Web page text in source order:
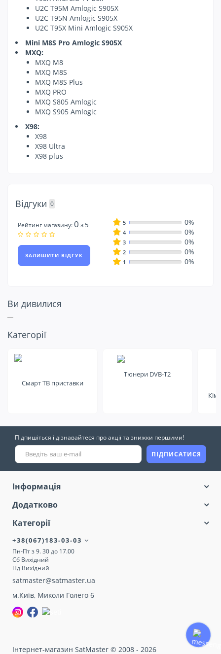
U2C T95M Amlogic S905X
U2C T95N Amlogic S905X
U2C T95X Mini Amlogic S905X
Mini M8S Pro Amlogic S905X
MXQ:
MXQ M8
MXQ M8S
MXQ M8S Plus
MXQ PRO
MXQ S805 Amlogic
MXQ S905 Amlogic
X98:
X98
X98 Ultra
X98 plus
Відгуки 0
Рейтинг магазину:0 з 5
ЗАЛИШИТИ ВІДГУК
5 0%
4 0%
3 0%
2 0%
1 0%
Ви дивилися
Подивіться ще
на це
Категорії
Смарт ТВ приставки
Тюнери DVB-T2
-
Підпишіться і дізнавайтеся про акції та знижки першими!
ПІДПИСАТИСЯ
Інформація
Додатково
Категорії
+38(067)183-03-03
Пн-Пт з 9. 30 до 17.00
Сб Вихідний
Нд Вихідний
satmaster@satmaster.ua
м.Київ, Миколи Голего 6
Інтернет-магазин SatMaster © 2008 - 2026